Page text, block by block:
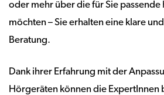
oder mehr über die für Sie
möchten – Sie erhalten eine klare
Beratung.
Dank ihrer Erfahrung mit der
Hörgeräten können die ExpertInnen